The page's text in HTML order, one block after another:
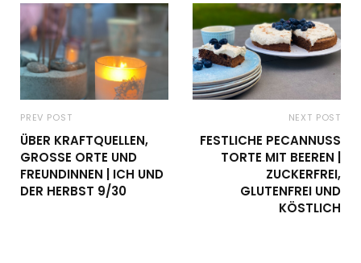
PREV POST
ÜBER KRAFTQUELLEN,
GROSSE ORTE UND F
REUNDINNEN | ICH UND D
ER HERBST 9/30
NEXT POST
FESTLICHE PECANNUSS
TORTE MIT BEEREN |
ZUCKERFREI,
GLUTENFREI UND
KÖSTLICH